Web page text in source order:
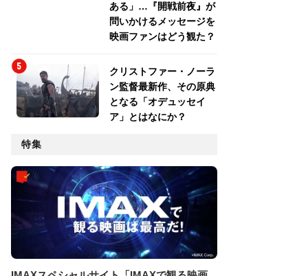
ある」…『開戦前夜』が
問いかけるメッセージを
映画ファンはどう観た？
クリストファー・ノーラ
ン監督最新作、その原典
となる「オデュッセイ
ア」とはなにか？
特集